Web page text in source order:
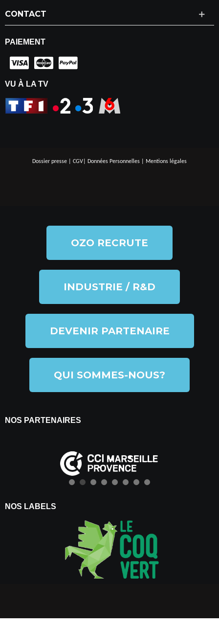
CONTACT
PAIEMENT
VU À LA TV
Dossier presse CGV Données Personnelles Mentions légales
OZO RECRUTE
INDUSTRIE / R&D
DEVENIR PARTENAIRE
QUI SOMMES-NOUS?
NOS PARTENAIRES
NOS LABELS